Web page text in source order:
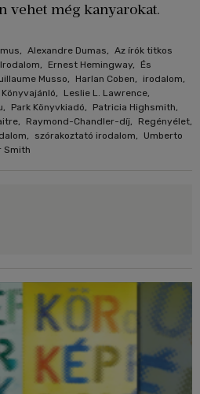
vehet még kanyarokat.
, Alexandre Dumas, Az írók titkos
, Ernest Hemingway,
És
Musso, Harlan Coben, irodalom,
Könyvajánló, Leslie L. Lawrence,
, Park Könyvkiadó, Patricia Highsmith,
, Raymond-Chandler-díj, Regényélet,
, szórakoztató irodalom,
Umberto
Smith